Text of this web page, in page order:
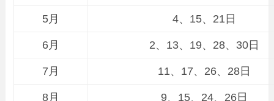
5月 4、15、21日
6月 2、13、19、28、30日
7月 11、17、26、28日
8月 9、15、24、26日